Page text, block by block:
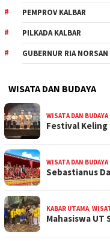
PEMPROV KALBAR
PILKADA KALBAR
GUBERNUR RIA NORSAN
WISATA DAN BUDAYA
WISATA DAN BUDAYA
Festival Keling
WISATA DAN BUDAYA
Sebastianus
KABAR UTAMA
Mahasiswa UT